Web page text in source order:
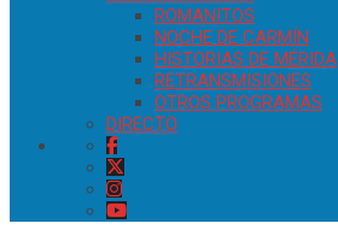
ROMANITOS
NOCHE DE CARMÍN
HISTORIAS DE MÉRIDA
RETRANSMISIONES
OTROS PROGRAMAS
DIRECTO